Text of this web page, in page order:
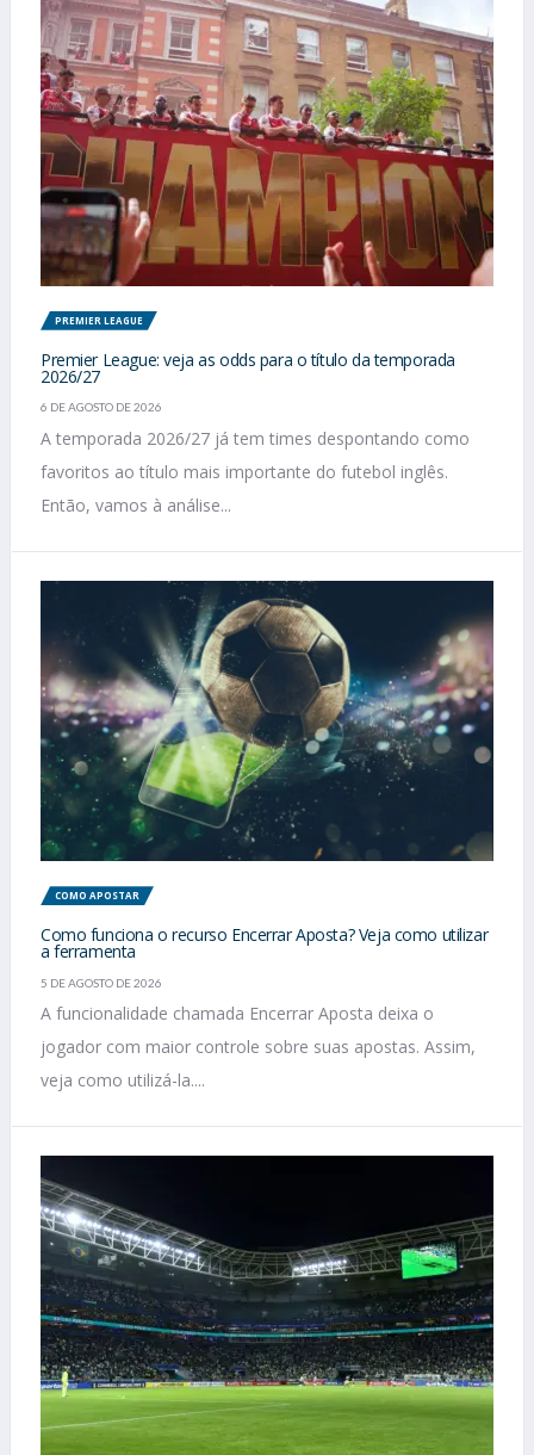
PREMIER LEAGUE
Premier League: veja as odds para o título da temporada
2026/27
6 DE AGOSTO DE 2026
A temporada 2026/27 já tem times despontando como
favoritos ao título mais importante do futebol inglês.
Então, vamos à análise...
COMO APOSTAR
Como funciona o recurso Encerrar Aposta? Veja como utilizar
a ferramenta
5 DE AGOSTO DE 2026
A funcionalidade chamada Encerrar Aposta deixa o
jogador com maior controle sobre suas apostas. Assim,
veja como utilizá-la....